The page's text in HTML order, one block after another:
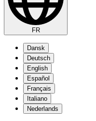
FR
Dansk
Deutsch
English
Español
Français
Italiano
Nederlands